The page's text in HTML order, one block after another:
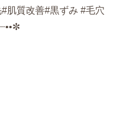
#肌質改善#黒ずみ #毛穴